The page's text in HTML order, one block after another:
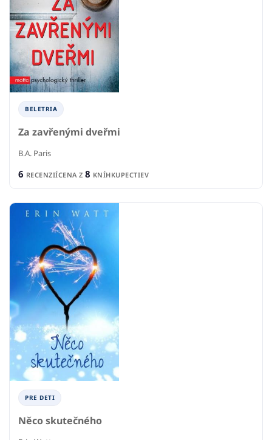
BELETRIA
Za zavřenými dveřmi
B.A. Paris
6 RECENZIÍCENA Z 8 KNÍHKUPECTIEV
PRE DETI
Něco skutečného